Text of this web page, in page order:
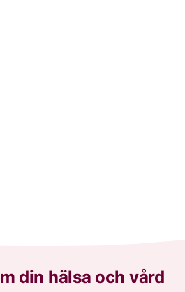
din hälsa och vård